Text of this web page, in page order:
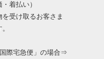
着払い）
受け取るお客さま
際宅急便」の場合⇒